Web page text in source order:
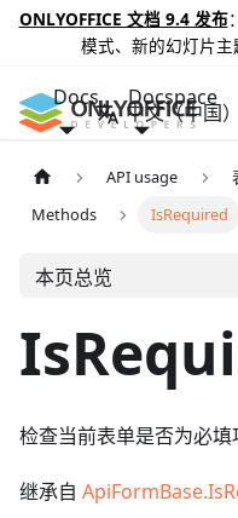
ONLYOFFICE 文档 9.4 发布
模式、新的幻灯片主
Docs Docspace
中文（中国）
API usage
Methods
IsRequired
本页总览
检查当前表单是否为必填
继承自